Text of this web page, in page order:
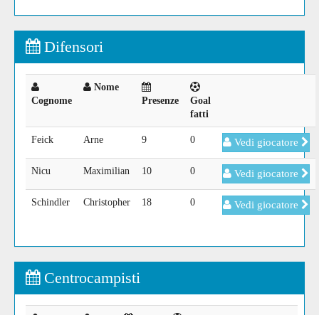
Difensori
Cognome
Nome
Presenze
Goal
fatti
Feick Arne 9 0 Vedi giocatore
Nicu Maximilian 10 0 Vedi giocatore
Schindler Christopher 18 0 Vedi giocatore
Centrocampisti